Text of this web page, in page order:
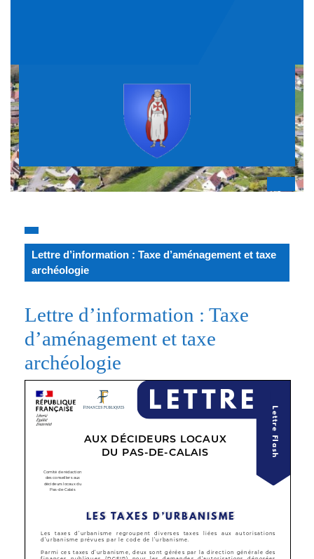
content
Lettre d’information : Taxe d’aménagement et taxe
archéologie
Lettre d’information : Taxe
d’aménagement et taxe
archéologie